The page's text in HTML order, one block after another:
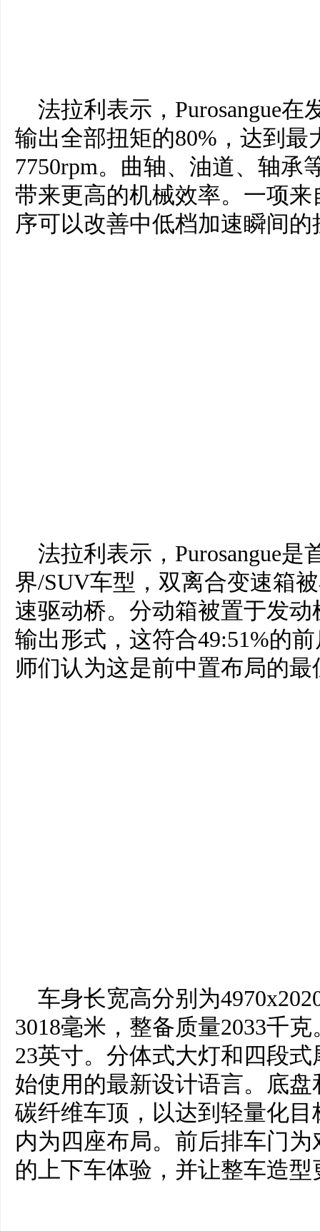
法拉利表示，Purosangue
输出全部扭矩的80%，达到
7750rpm。曲轴、油道、轴承
带来更高的机械效率。一项
序可以改善中低档加速瞬间
法拉利表示，Purosangue
界/SUV车型，双离合变速箱
速驱动桥。分动箱被置于发
输出形式，这符合49:51%的
师们认为这是前中置布局的
车身长宽高分别为
3018毫米，整备质量2033千
23英寸。分体式大灯和四段
始使用的最新设计语言。底
碳纤维车顶，以达到轻量化
内为四座布局。前后排车门
的上下车体验，并让整车造型